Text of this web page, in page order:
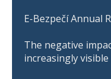
E-Bezpečí Annual
The negative
increasingly visible